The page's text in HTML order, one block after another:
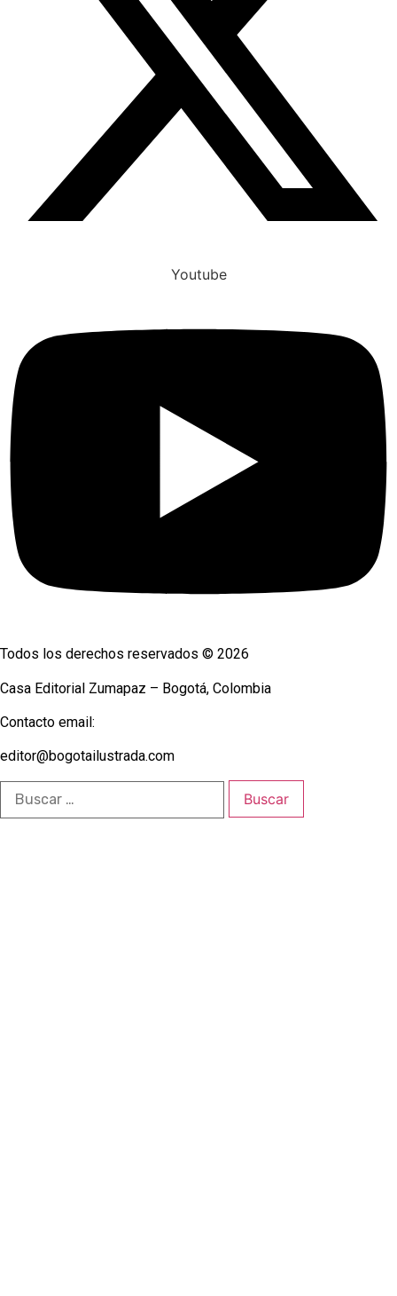
Youtube
Todos los derechos reservados © 2026
Casa Editorial Zumapaz – Bogotá, Colombia
Contacto email:
editor@bogotailustrada.com
Buscar: